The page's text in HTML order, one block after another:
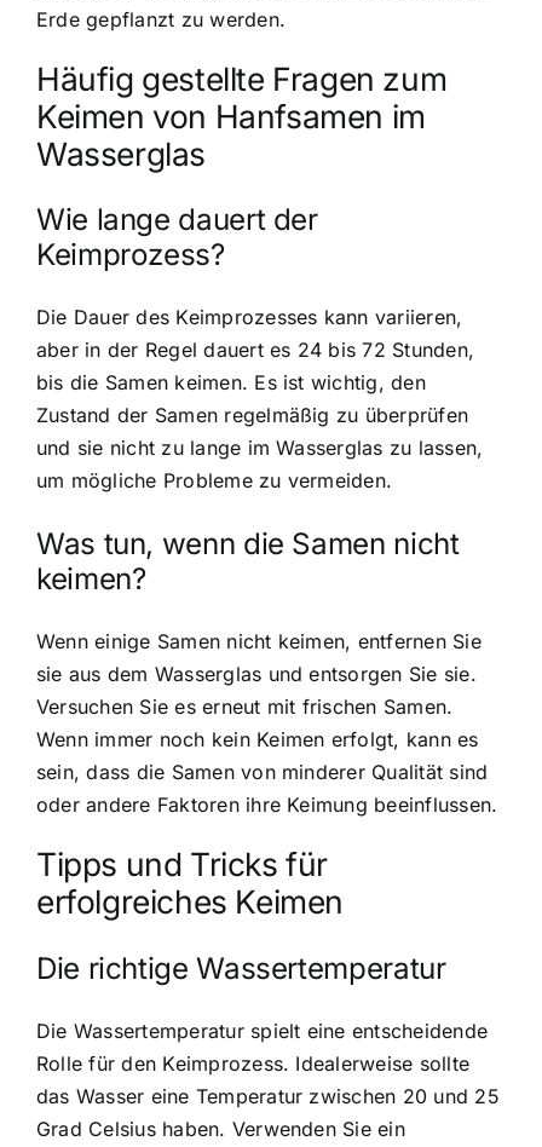
Erde gepflanzt zu werden.
Häufig gestellte Fragen zum
Keimen von Hanfsamen im
Wasserglas
Wie lange dauert der
Keimprozess?
Die Dauer des Keimprozesses kann variieren,
aber in der Regel dauert es 24 bis 72 Stunden,
bis die Samen keimen. Es ist wichtig, den
Zustand der Samen regelmäßig zu überprüfen
und sie nicht zu lange im Wasserglas zu lassen,
um mögliche Probleme zu vermeiden.
Was tun, wenn die Samen nicht
keimen?
Wenn einige Samen nicht keimen, entfernen Sie
sie aus dem Wasserglas und entsorgen Sie sie.
Versuchen Sie es erneut mit frischen Samen.
Wenn immer noch kein Keimen erfolgt, kann es
sein, dass die Samen von minderer Qualität sind
oder andere Faktoren ihre Keimung beeinflussen.
Tipps und Tricks für
erfolgreiches Keimen
Die richtige Wassertemperatur
Die Wassertemperatur spielt eine entscheidende
Rolle für den Keimprozess. Idealerweise sollte
das Wasser eine Temperatur zwischen 20 und 25
Grad Celsius haben. Verwenden Sie ein